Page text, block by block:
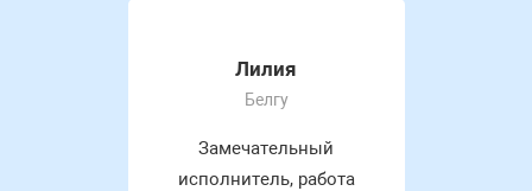
Лилия
Белгу
Замечательный
исполнитель, работа